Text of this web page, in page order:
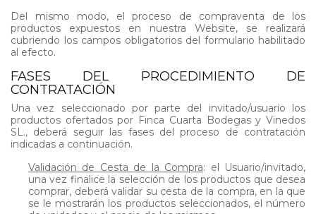
Del mismo modo, el proceso de compraventa de los
productos expuestos en nuestra Website, se realizará
cubriendo los campos obligatorios del formulario habilitado
al efecto.
FASES DEL PROCEDIMIENTO DE
CONTRATACIÓN
Una vez seleccionado por parte del invitado/usuario los
productos ofertados por Finca Cuarta Bodegas y Vinedos
SL., deberá seguir las fases del proceso de contratación
indicadas a continuación.
Validación de Cesta de la Compra: el Usuario/invitado,
una vez finalice la selección de los productos que desea
comprar, deberá validar su cesta de la compra, en la que
se le mostrarán los productos seleccionados, el número